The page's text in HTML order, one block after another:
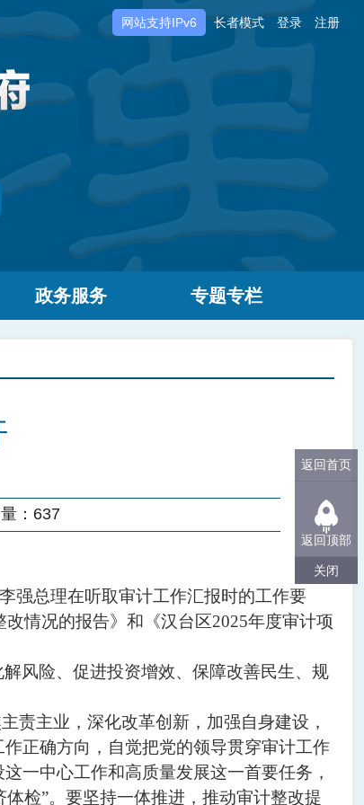
网站支持IPv6 长者模式 登录 注册
政务服务 专题专栏
： 637
强总理在听取审计工作汇报时的工作要
情况的报告》和《汉台区2025年度审计项
风险、促进投资增效、保障改善民生、规
责主业，深化改革创新，加强自身建设，
正确方向，自觉把党的领导贯穿审计工作
一中心工作和高质量发展这一首要任务，
检”。要坚持一体推进，推动审计整改提
返回首页
返回顶部
关闭